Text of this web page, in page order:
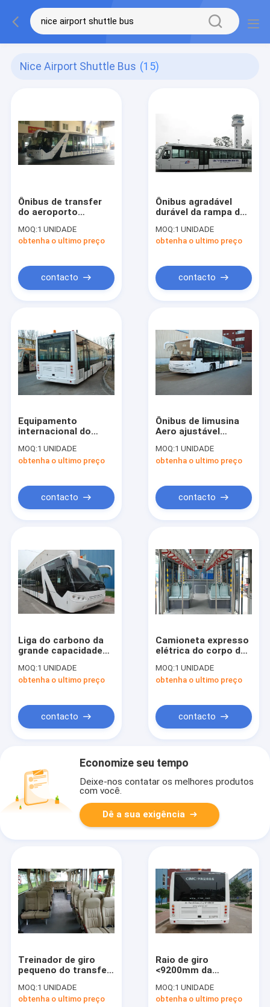
Nice Airport Shuttle Bus (15)
Ônibus de transfer
do aeroporto
equivalente à
capacidade de
Cobus3000S
MOQ:1 UNIDADE
obtenha o ultimo preço
contacto
Ônibus agradável
durável da rampa do
do aeroporto com
assentos ajustáveis
MOQ:1 UNIDADE
obtenha o ultimo preço
contacto
Equipamento
internacional do
da camioneta
expresso da
MOQ:1 UNIDADE
obtenha o ultimo preço
contacto
Ônibus de limusina
Aero ajustável
aeroporto do ônibus
de Seat do motor
MOQ:1 UNIDADE
obtenha o ultimo preço
contacto
Liga do carbono da
grande capacidade
aeroporto Aero da
cidade do ônibus da
2700
MOQ:1 UNIDADE
obtenha o ultimo preço
contacto
Camioneta expresso
elétrica do corpo de
ao ônibus do avental
do aeroporto
MOQ:1 UNIDADE
obtenha o ultimo preço
contacto
Economize seu tempo
Deixe-nos contatar os melhores produtos
com você.
Dê a sua exigência
Treinador de giro
pequeno do transfer
transfer do
aeroporto do Vip do
MOQ:1 UNIDADE
obtenha o ultimo preço
Raio de giro
<9200mm da
Aero confortável do
terminal de ônibus de
MOQ:1 UNIDADE
obtenha o ultimo preço